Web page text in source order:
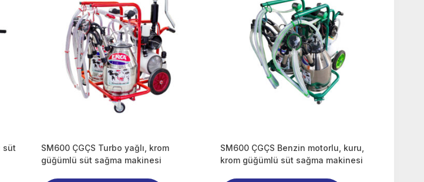
süt
SM600 ÇGÇS Turbo yağlı, krom
güğümlü süt sağma makinesi
SM600 ÇGÇS Benzin motorlu, kuru,
krom güğümlü süt sağma makinesi